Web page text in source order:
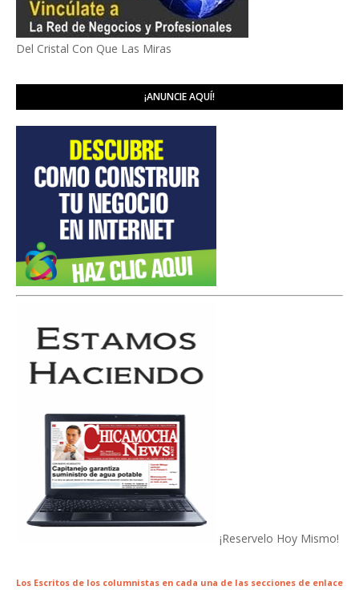
Del Cristal Con Que Las Miras
¡ANUNCIE AQUÍ!
¡Reservelo Hoy Mismo!
Los Escritos de los columnistas en cada una de las secciones de enlace